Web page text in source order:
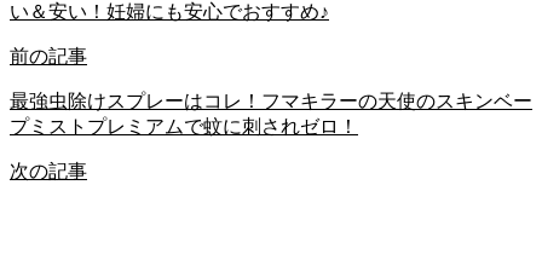
い＆安い！妊婦にも安心でおすすめ♪
前の記事
最強虫除けスプレーはコレ！フマキラーの天使のスキンベー
プミストプレミアムで蚊に刺されゼロ！
次の記事